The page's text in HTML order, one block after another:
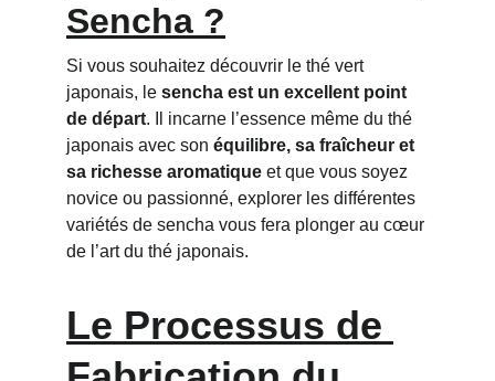
Sencha ?
Si vous souhaitez découvrir le thé vert
japonais, le sencha est un excellent point
de départ. Il incarne l’essence même du thé
japonais avec son équilibre, sa fraîcheur et
sa richesse aromatique et que vous soyez
novice ou passionné, explorer les différentes
variétés de sencha vous fera plonger au cœur
de l’art du thé japonais.
Le Processus de